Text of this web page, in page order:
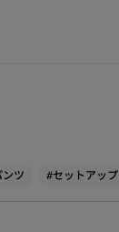
ツ #セットアップ